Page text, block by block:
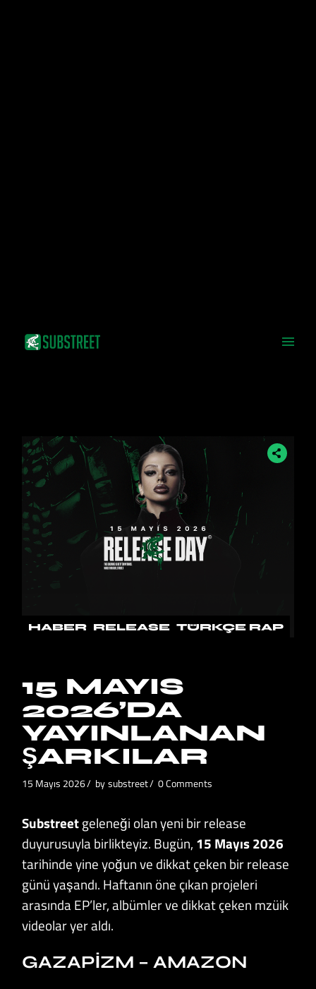
content
HABER RELEASE TÜRKÇE RAP
15 MAYIS
2026’DA
YAYINLANAN
ŞARKILAR
15 Mayıs 2026 by substreet 0 Comments
Substreetgeleneği olan yeni bir release
duyurusuyla birlikteyiz. Bugün, 15 Mayıs 2026
tarihinde yine yoğun ve dikkat çeken bir release
günü yaşandı. Haftanın öne çıkan projeleri
arasında EP’ler, albümler ve dikkat çeken mzüik
videolar yer aldı.
GAZAPIZM – AMAZON